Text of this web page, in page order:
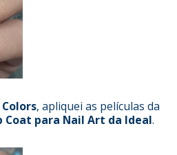
, apliquei as películas da
Coat para Nail Art da Ideal.